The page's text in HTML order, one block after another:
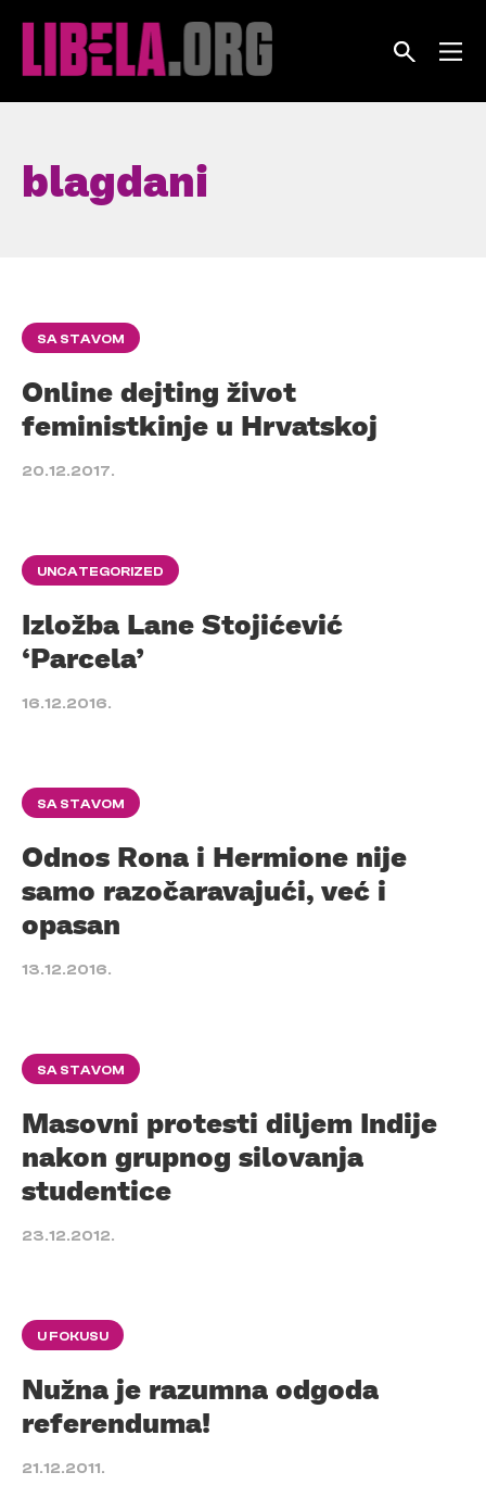
blagdani
SA STAVOM
Online dejting život
feministkinje u Hrvatskoj
20.12.2017.
UNCATEGORIZED
Izložba Lane Stojićević
‘Parcela’
16.12.2016.
SA STAVOM
Odnos Rona i Hermione nije
samo razočaravajući, već i
opasan
13.12.2016.
SA STAVOM
Masovni protesti diljem Indije
nakon grupnog silovanja
studentice
23.12.2012.
U FOKUSU
Nužna je razumna odgoda
referenduma!
21.12.2011.